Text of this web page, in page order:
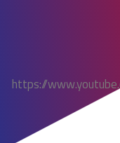
https://